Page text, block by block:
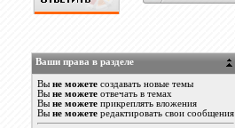
Ваши права в разделе
Вы не можетесоздавать новые темы
Вы не можетеотвечать в темах
Вы не можетеприкреплять вложения
Вы не можетередактировать свои сообщения